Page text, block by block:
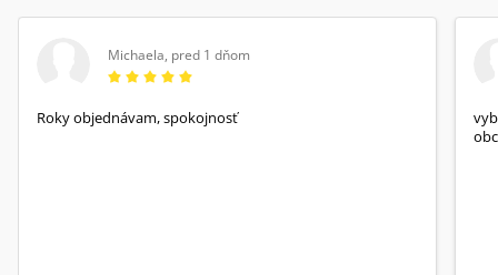
Michaela, pred 1 dňom
Roky objednávam, spokojnosť